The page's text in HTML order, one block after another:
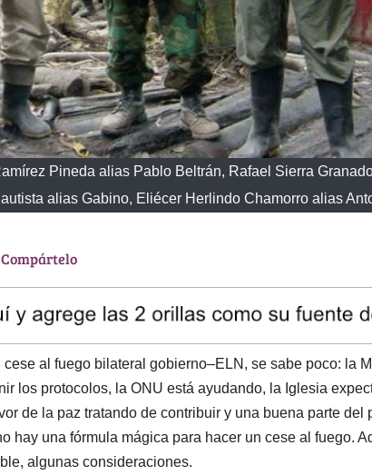
Pineda alias Pablo Beltrán, Rafael Sierra
alias Gabino, Eliécer Herlindo Chamorro alias
TCompártelo
al fuego bilateral gobierno–ELN, se sabe poco: la
los protocolos, la ONU está ayudando, la Iglesia
de la paz tratando de contribuir y una buena parte del
hay una fórmula mágica para hacer un cese al fuego.
algunas consideraciones.